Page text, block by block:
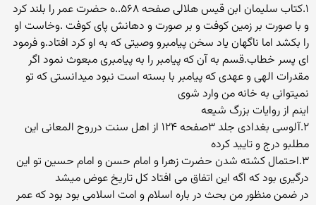
۱.کتاب سلیمان ابن قیس هلالی صفحه ۵۶۸..ه حضرت عمر را بلند کرد
و با صورت بر زمین کوفت و بر صورت و دهانش پای کوفت .وخاست او
را بکشد اما ناگهان یاد سخن پیامبرو وصیتی که به او کرد افتاد.و فرمود
ای پسر خطاب.قسم به آن که پیامبر را به پیامبری مبعوث نمود اگر
مقدرات الهی و عهدی که پیامبر با بسته است نبود میدانستی که تو
نمیتوانی به خانه من وارد شوی
اینم از روایات بزرگ شیعه
۲.آلوسی بغدادی جلد ۳صفحه ۱۲۴ از اهل سنت درروح المعانی این
مطلبو درج و تایید کرده
۳.احتمال کشته شدن حضرت زهرا و امام حسن و امام حسین تو این
درگیری بود که اگه این اتفاق می افتاد کل تاریخ عوض میشد
در ضمن منظور من بحث در باره اسلام و امت اسلامی بود بود که عمر